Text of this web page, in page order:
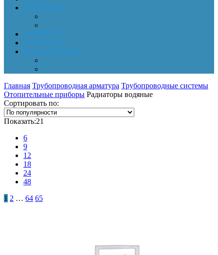
Документы
НОВОСТИ
КОНТАКТЫ
Личный кабинет
Главная Трубопроводная арматура Трубопроводные системы
Отопительные приборы Радиаторы водяные
Сортировать по:
Показать:21
6
9
12
18
24
48
1 2 … 64 65